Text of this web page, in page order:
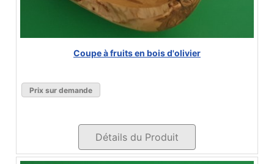
Coupe à fruits en bois d'olivier
Prix sur demande
Détails du Produit